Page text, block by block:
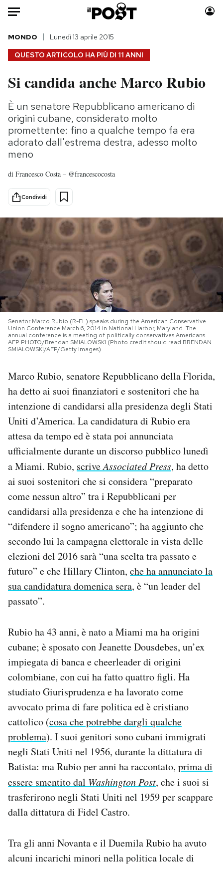
Auto
HOME
Italia
Politica
Tecnologia
Internet
Scienza
Cultura
Sport
Moda
Consumismi
Storie/Idee
Ok Boomer!
PODCAST
NEWSLETTER
I MIEI PREFERITI
SHOP
CALENDARIO
AREA PERSONALE
Newsletter
Notifiche mobile
Regala il Post
Hai bisogno di aiuto?
Esci
QUESTO ARTICOLO HA PIÙ DI 11 ANNI
MONDO Lunedì 13 aprile 2015
Si candida anche Marco Rubio
È un senatore Repubblicano americano di
origini cubane, considerato molto
promettente: fino a qualche tempo fa era
adorato dall'estrema destra, adesso molto
meno
di Francesco Costa – @francescocosta
Condividi
Senator Marco Rubio (R-FL) speaks during the American Conservative
Union Conference March 6, 2014 in National Harbor, Maryland. The
annual conference is a meeting of politically conservatives Americans.
AFP PHOTO/Brendan SMIALOWSKI (Photo credit should read BRENDAN
SMIALOWSKI/AFP/Getty Images)
Marco Rubio, senatore Repubblicano della Florida,
ha detto ai suoi finanziatori e sostenitori che ha
intenzione di candidarsi alla presidenza degli Stati
Uniti d’America. La candidatura di Rubio era
attesa da tempo ed è stata poi annunciata
ufficialmente durante un discorso pubblico lunedì
a Miami. Rubio, scriveAssociated Press, ha detto
ai suoi sostenitori che si considera “preparato
come nessun altro” tra i Repubblicani per
candidarsi alla presidenza e che ha intenzione di
“difendere il sogno americano”; ha aggiunto che
secondo lui la campagna elettorale in vista delle
elezioni del 2016 sarà “una scelta tra passato e
futuro” e che Hillary Clinton, che ha annunciato la
sua candidatura domenica sera, è “un leader del
passato”.
Rubio ha 43 anni, è nato a Miami ma ha origini
cubane; è sposato con Jeanette Dousdebes, un’ex
impiegata di banca e cheerleader di origini
colombiane, con cui ha fatto quattro figli. Ha
studiato Giurisprudenza e ha lavorato come
avvocato prima di fare politica ed è cristiano
cattolico (cosa che potrebbe dargli qualche
problema). I suoi genitori sono cubani immigrati
negli Stati Uniti nel 1956, durante la dittatura di
Batista: ma Rubio per anni ha raccontato, prima di
essere smentito dal Washington Post, che i suoi si
trasferirono negli Stati Uniti nel 1959 per scappare
dalla dittatura di Fidel Castro.
Tra gli anni Novanta e il Duemila Rubio ha avuto
alcuni incarichi minori nella politica locale di